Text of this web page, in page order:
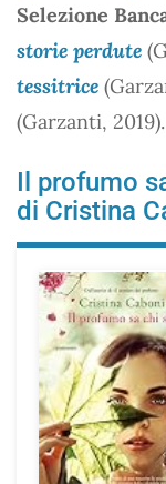
Selezione
storie perdute
tessitrice
(Garzanti, 2019).
Il profumo
di Cristina